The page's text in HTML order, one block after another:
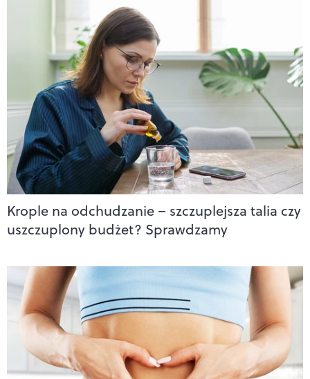
Krople na odchudzanie – szczuplejsza talia czy
uszczuplony budżet? Sprawdzamy